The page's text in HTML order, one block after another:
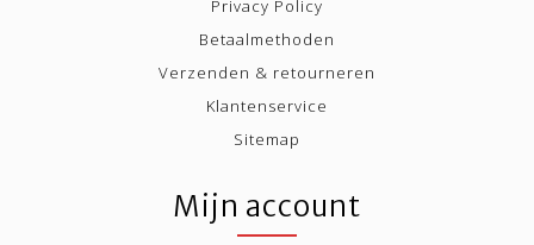
Privacy Policy
Betaalmethoden
Verzenden & retourneren
Klantenservice
Sitemap
Mijn account